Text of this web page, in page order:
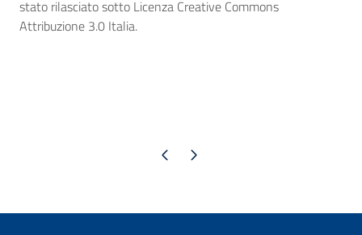
stato rilasciato sotto Licenza Creative Commons
Attribuzione 3.0 Italia.
Pagina precedente
Pagina successiva